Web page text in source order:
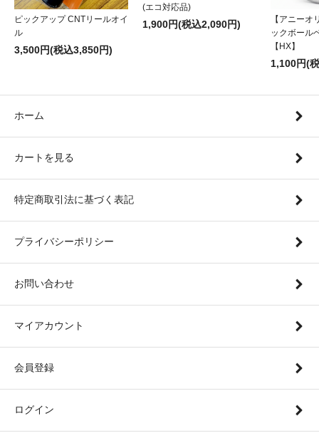
ピックアップ CNTリールオイ
ル
3,500円(税込3,850円)
(エコ対応品)
1,900円(税込2,090円)
【アニーオ
ックボール
【HX】
1,100円(
ホーム
カートを見る
特定商取引法に基づく表記
プライバシーポリシー
お問い合わせ
マイアカウント
会員登録
ログイン